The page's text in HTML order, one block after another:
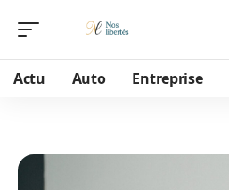
Actu Auto Entreprise